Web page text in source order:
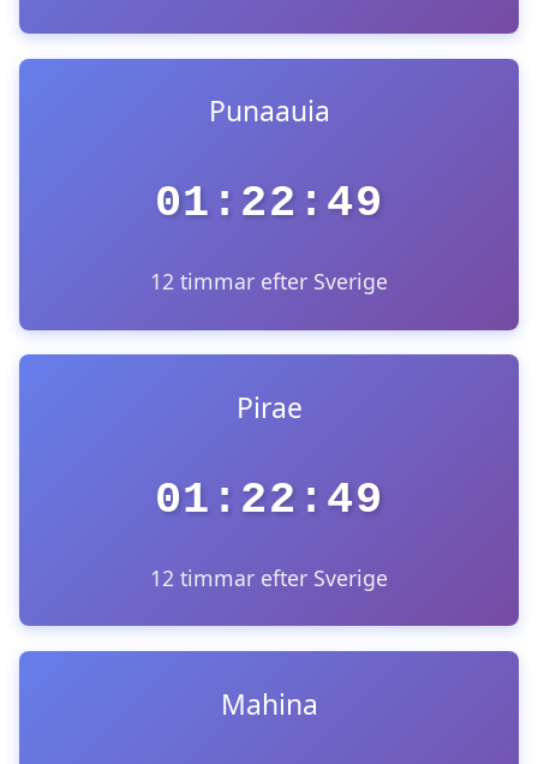
Punaauia
01:22:49
12 timmar efter Sverige
Pirae
01:22:49
12 timmar efter Sverige
Mahina